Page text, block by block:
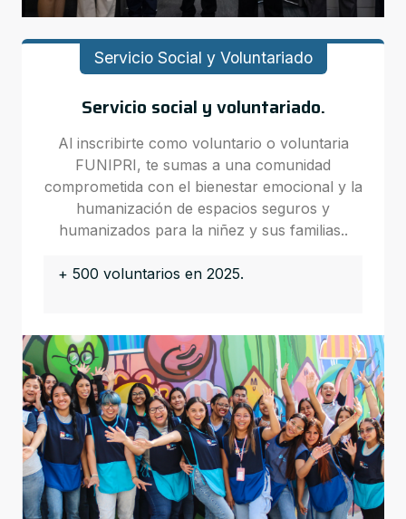
Servicio Social y Voluntariado
Servicio social y voluntariado.
Al inscribirte como voluntario o voluntaria
FUNIPRI, te sumas a una comunidad
comprometida con el bienestar emocional y la
humanización de espacios seguros y
humanizados para la niñez y sus familias..
+ 500 voluntarios en 2025.